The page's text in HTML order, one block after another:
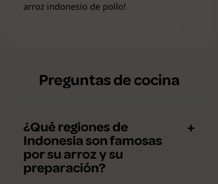
arroz indonesio de pollo!
Preguntas de cocina
¿Qué regiones de
Indonesia son famosas
por su arroz y su
preparación?